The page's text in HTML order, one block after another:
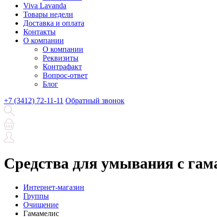
Viva Lavanda
Товары недели
Доставка и оплата
Контакты
О компании
О компании
Реквизиты
Контрафакт
Вопрос-ответ
Блог
+7 (3412) 72-11-11 Обратный звонок
Средства для умывания с
Интернет-магазин
Группы
Очищение
Гамамелис